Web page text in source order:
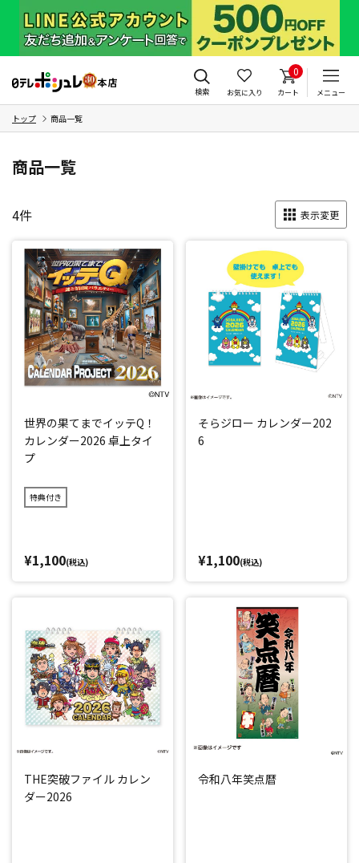
検索 お気に入り
0
カート メニュー
トップ 商品一覧
商品一覧
4件 表示変更
世界の果てまでイッテQ！
カレンダー2026 卓上タイ
プ
特典付き
¥1,100(税込)
そらジロー カレンダー202
6
¥1,100(税込)
THE突破ファイル カレン
ダー2026
令和八年笑点暦